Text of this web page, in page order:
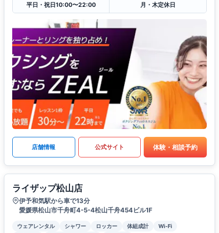
平日・祝日10:00〜22:00
月・木定休日
店舗情報 公式サイト 体験・相談予約
ライザップ松山店
伊予和気駅から車で13分
愛媛県松山市千舟町4-5-4松山千舟454ビル1F
ウェアレンタル シャワー ロッカー 体組成計
Wi-Fi